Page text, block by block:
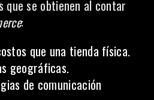
que se obtienen al contar
:
que una tienda física.
geográficas.
de comunicación